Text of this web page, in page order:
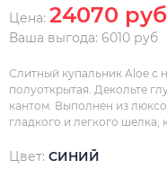
Цена: 24070 руб
Ваша выгода: 6010 руб
Слитный купальник Aloe с
полуоткрытая. Декольте
кантом. Выполнен из
гладкого и легкого шелка,
Цвет: СИНИЙ